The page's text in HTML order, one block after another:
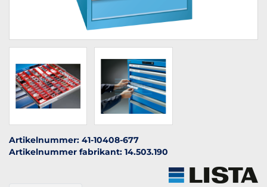
Artikelnummer: 41-10408-677
Artikelnummer fabrikant: 14.503.190